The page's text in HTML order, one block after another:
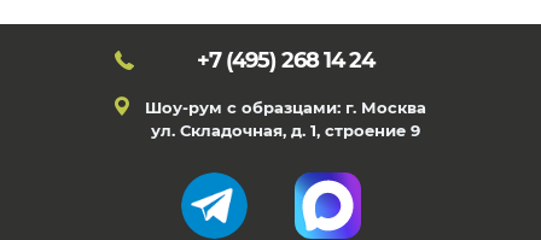
+7 (495) 268 14 24
Шоу-рум с образцами: г. Москва
ул. Складочная, д. 1, строение 9